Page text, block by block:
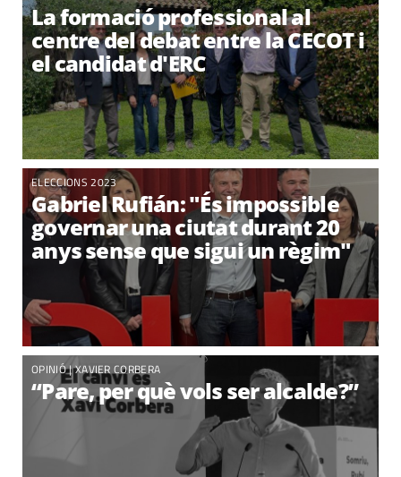
La formació professional al
centre del debat entre la CECOT i
el candidat d'ERC
ELECCIONS 2023
Gabriel Rufián: "És impossible
governar una ciutat durant 20
anys sense que sigui un règim"
OPINIÓ |XAVIER CORBERA
“Pare, per què vols ser alcalde?”